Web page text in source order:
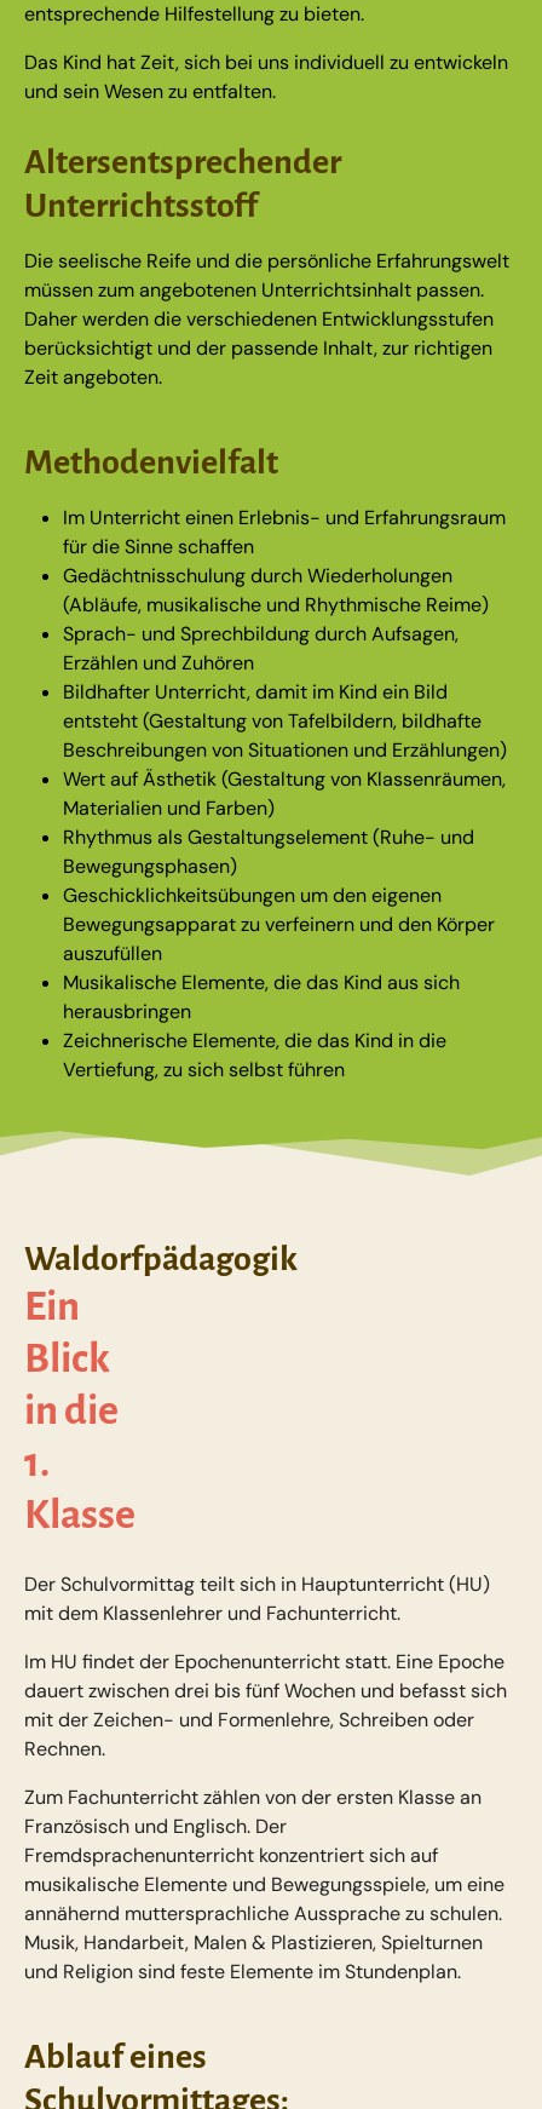
entsprechende Hilfestellung zu bieten.
Das Kind hat Zeit, sich bei uns individuell zu entwickeln
und sein Wesen zu entfalten.
Altersentsprechender
Unterrichtsstoff
Die seelische Reife und die persönliche Erfahrungswelt
müssen zum angebotenen Unterrichtsinhalt passen.
Daher werden die verschiedenen Entwicklungsstufen
berücksichtigt und der passende Inhalt, zur richtigen
Zeit angeboten.
Methodenvielfalt
Im Unterricht einen Erlebnis- und Erfahrungsraum
für die Sinne schaffen
Gedächtnisschulung durch Wiederholungen
(Abläufe, musikalische und Rhythmische Reime)
Sprach- und Sprechbildung durch Aufsagen,
Erzählen und Zuhören
Bildhafter Unterricht, damit im Kind ein Bild
entsteht (Gestaltung von Tafelbildern, bildhafte
Beschreibungen von Situationen und Erzählungen)
Wert auf Ästhetik (Gestaltung von Klassenräumen,
Materialien und Farben)
Rhythmus als Gestaltungselement (Ruhe- und
Bewegungsphasen)
Geschicklichkeitsübungen um den eigenen
Bewegungsapparat zu verfeinern und den Körper
auszufüllen
Musikalische Elemente, die das Kind aus sich
herausbringen
Zeichnerische Elemente, die das Kind in die
Vertiefung, zu sich selbst führen
Ein
Blick
in die
1.
Klasse
Waldorfpädagogik
Der Schulvormittag teilt sich in Hauptunterricht (HU)
mit dem Klassenlehrer und Fachunterricht.
Im HU findet der Epochenunterricht statt. Eine Epoche
dauert zwischen drei bis fünf Wochen und befasst sich
mit der Zeichen- und Formenlehre, Schreiben oder
Rechnen.
Zum Fachunterricht zählen von der ersten Klasse an
Französisch und Englisch. Der
Fremdsprachenunterricht konzentriert sich auf
musikalische Elemente und Bewegungsspiele, um eine
annähernd muttersprachliche Aussprache zu schulen.
Musik, Handarbeit, Malen & Plastizieren, Spielturnen
und Religion sind feste Elemente im Stundenplan.
Ablauf eines
Schulvormittages: